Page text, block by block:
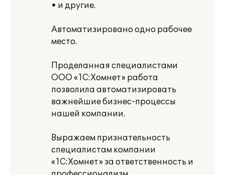
• и другие.
Автоматизировано одно рабочее
место.
Проделанная специалистами
ООО «1С:Хомнет» работа
позволила автоматизировать
важнейшие бизнес-процессы
нашей компании.
Выражаем признательность
специалистам компании
«1С:Хомнет» за ответственность и